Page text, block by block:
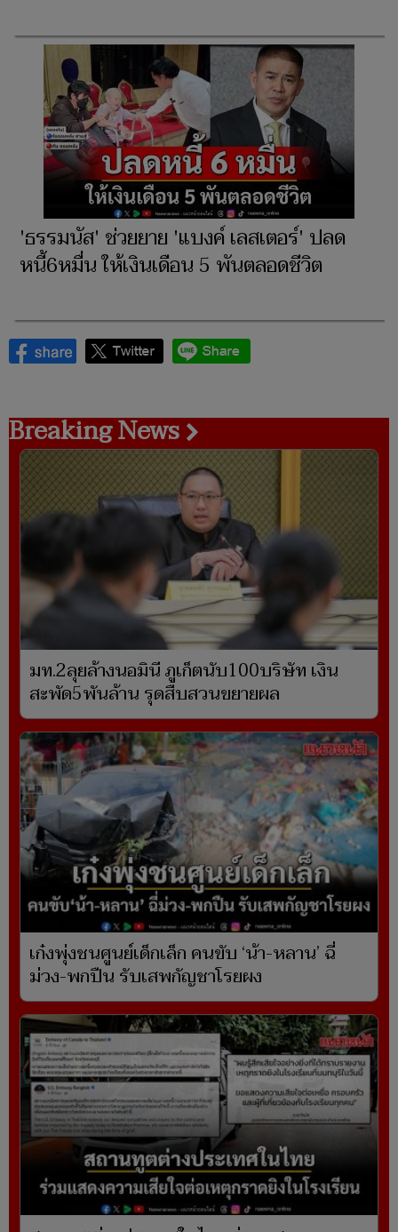
'ธรรมนัส' ช่วยยาย 'แบงค์ เลสเตอร์' ปลด
หนี้6หมื่น ให้เงินเดือน 5 พันตลอดชีวิต
Breaking News
มท.2ลุยล้างนอมินี ภูเก็ตนับ100บริษัท เงิน
สะพัด5พันล้าน รุดสืบสวนขยายผล
เก๋งพุ่งชนศูนย์เด็กเล็ก คนขับ ‘น้า-หลาน’ ฉี่
ม่วง-พกปืน รับเสพกัญชาโรยผง